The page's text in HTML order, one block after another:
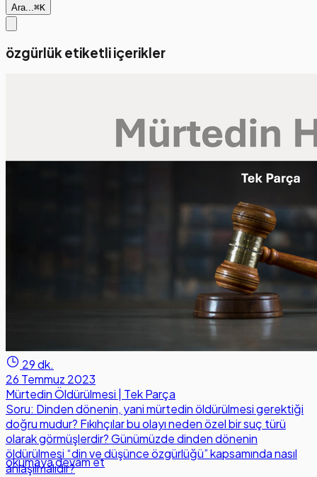
Ara...⌘K
özgürlük etiketli içerikler
29 dk.
26 Temmuz 2023
Mürtedin Öldürülmesi | Tek Parça
Soru: Dinden dönenin, yani mürtedin öldürülmesi gerektiği
doğru mudur? Fıkıhçılar bu olayı neden özel bir suç türü
olarak görmüşlerdir? Günümüzde dinden dönenin
öldürülmesi “din ve düşünce özgürlüğü” kapsamında nasıl
anlaşılmalıdır?
okumaya devam et